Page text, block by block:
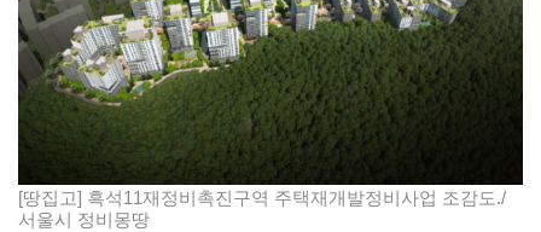
[땅집고] 흑석11재정비촉진구역 주택재개발정비사업 조감도./
서울시 정비몽땅